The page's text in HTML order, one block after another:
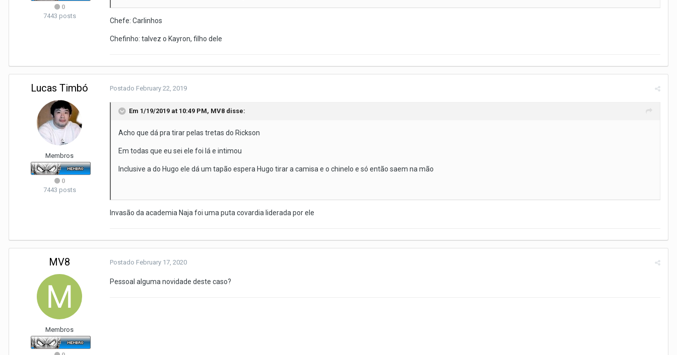
0
7443 posts
Chefe: Carlinhos
Chefinho: talvez o Kayron, filho dele
Lucas Timbó
Membros
0
7443 posts
Postado February 22, 2019
Em 1/19/2019 at 10:49 PM, MV8 disse:
Acho que dá pra tirar pelas tretas do Rickson
Em todas que eu sei ele foi lá e intimou
Inclusive a do Hugo ele dá um tapão espera Hugo tirar a camisa e o chinelo e só então saem na mão
Invasão da academia Naja foi uma puta covardia liderada por ele
MV8
Membros
Postado February 17, 2020
Pessoal alguma novidade deste caso?